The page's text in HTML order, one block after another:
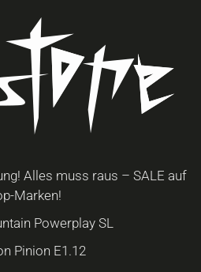
Alles muss raus – SALE auf
Marken!
Powerplay SL
Pinion E1.12